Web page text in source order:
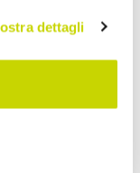
dettagli
طاولات طعام خشبية
طاولات طعام زجاجية
طاولات وحدة التحكم
طاولات حديثة